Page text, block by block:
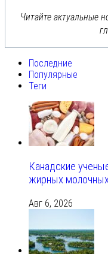
Читайте актуальные
Последние
Популярные
Теги
Канадские
жирных
Авг 6, 2026